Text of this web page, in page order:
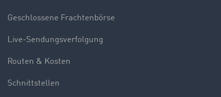
Geschlossene Frachtenbörse
Live-Sendungsverfolgung
Routen & Kosten
Schnittstellen